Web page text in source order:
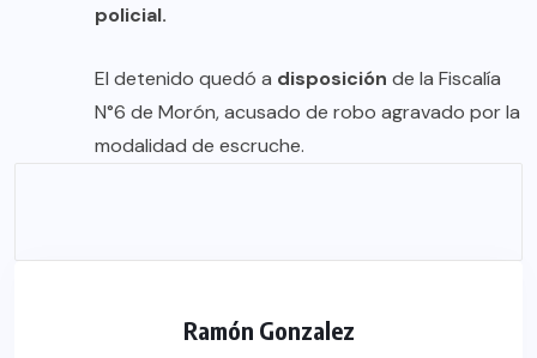
policial.
El detenido quedó a disposición de la Fiscalía
N°6 de Morón, acusado de robo agravado por la
modalidad de escruche.
Ramón Gonzalez